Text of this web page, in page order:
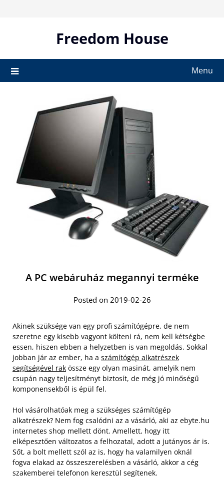
Freedom House
Menu
A PC webáruház megannyi terméke
Posted on 2019-02-26
Akinek szüksége van egy profi számítógépre, de nem
szeretne egy kisebb vagyont költeni rá, nem kell kétségbe
essen, hiszen ebben a helyzetben is van megoldás. Sokkal
jobban jár az ember, ha a számítógép alkatrészek
segítségével rak össze egy olyan masinát, amelyik nem
csupán nagy teljesítményt biztosít, de még jó minőségű
komponensekből is épül fel.
Hol vásárolhatóak meg a szükséges számítógép
alkatrészek? Nem fog csalódni az a vásárló, aki az ebyte.hu
internetes shop mellett dönt. Amellett, hogy itt
elképesztően változatos a felhozatal, adott a jutányos ár is.
Sőt, a bolt mellett szól az is, hogy ha valamilyen oknál
fogva elakad az összeszerelésben a vásárló, akkor a cég
szakemberei telefonon keresztül segítenek.